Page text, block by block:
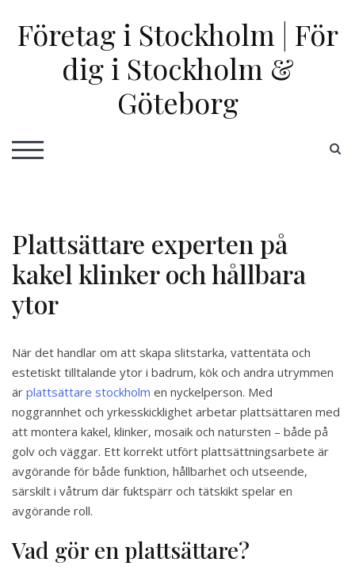
content
Företag i Stockholm | För
dig i Stockholm &
Göteborg
TOGGLE MOBILE MENU
Plattsättare experten på
kakel klinker och hållbara
ytor
När det handlar om att skapa slitstarka, vattentäta och
estetiskt tilltalande ytor i badrum, kök och andra utrymmen
är plattsättare stockholm en nyckelperson. Med
noggrannhet och yrkesskicklighet arbetar plattsättaren med
att montera kakel, klinker, mosaik och natursten – både på
golv och väggar. Ett korrekt utfört plattsättningsarbete är
avgörande för både funktion, hållbarhet och utseende,
särskilt i våtrum där fuktspärr och tätskikt spelar en
avgörande roll.
Vad gör en plattsättare?